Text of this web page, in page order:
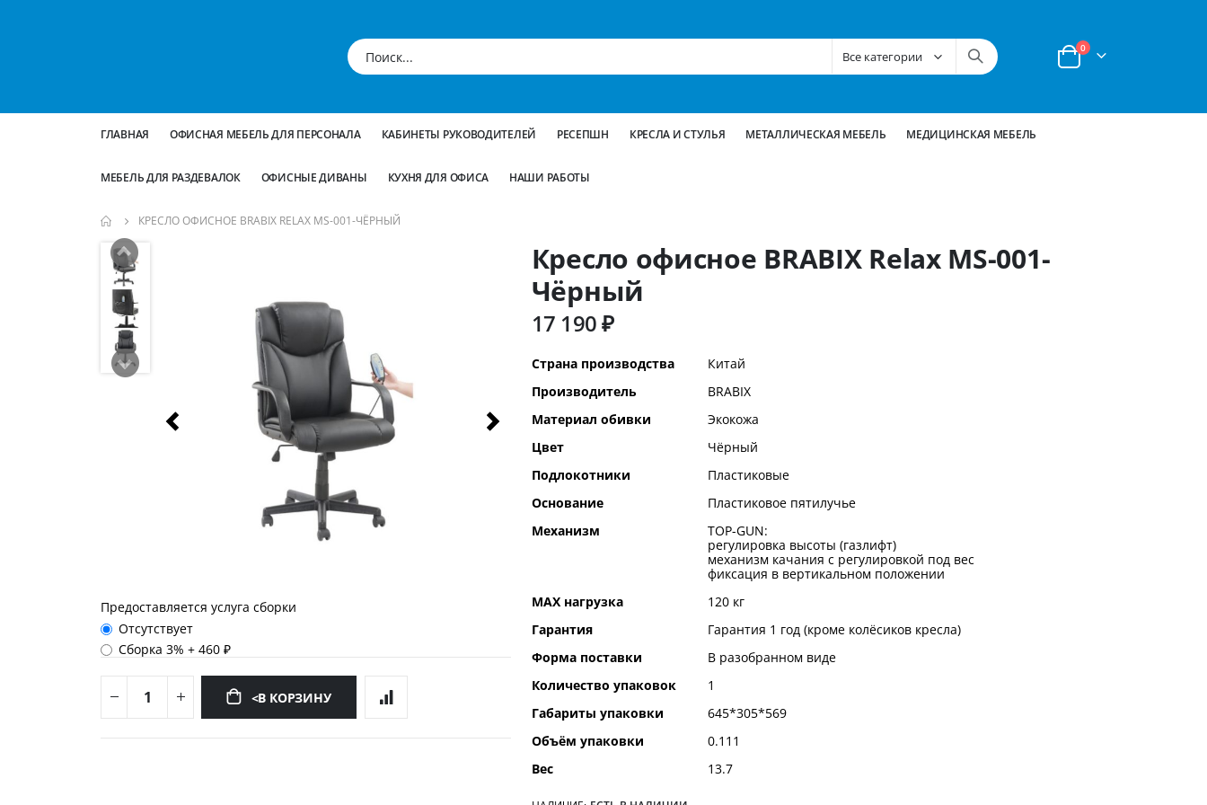
Корзина
0позиции
ГЛАВНАЯ ОФИСНАЯ МЕБЕЛЬ ДЛЯ ПЕРСОНАЛА КАБИНЕТЫ РУКОВОДИТЕЛЕЙ РЕСЕПШН КРЕСЛА И СТУЛЬЯ МЕТАЛЛИЧЕСКАЯ МЕБЕЛЬ МЕДИЦИНСКАЯ МЕБЕЛЬ
МЕБЕЛЬ ДЛЯ РАЗДЕВАЛОК ОФИСНЫЕ ДИВАНЫ КУХНЯ ДЛЯ ОФИСА НАШИ РАБОТЫ
КРЕСЛО ОФИСНОЕ BRABIX RELAX MS-001-ЧЁРНЫЙ
Пропустить
перейти
галереям
изображений
Предоставляется услуга сборки
Отсутствует
Сборка 3%+460 ₽
<В КОРЗИНУ
Кресло офисное BRABIX Relax MS-001-
Чёрный
17 190 ₽
Дополнительная
информация
Страна производства
Китай
Производитель
BRABIX
Материал обивки
Экокожа
Цвет
Чёрный
Подлокотники
Пластиковые
Основание
Пластиковое пятилучье
Механизм
TOP-GUN:
регулировка высоты (газлифт)
механизм качания с регулировкой под вес
фиксация в вертикальном положении
MAX нагрузка
120 кг
Гарантия
Гарантия 1 год (кроме колёсиков кресла)
Форма поставки
В разобранном виде
Количество упаковок
1
Габариты упаковки
645*305*569
Объём упаковки
0.111
Вес
13.7